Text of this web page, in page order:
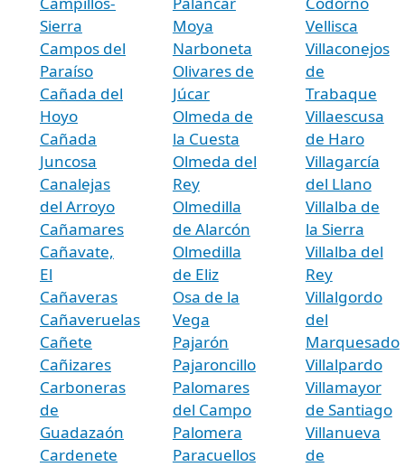
Sierra
Campos del
Paraíso
Cañada del
Hoyo
Cañada
Juncosa
Canalejas
del Arroyo
Cañamares
Cañavate,
El
Cañaveras
Cañaveruelas
Cañete
Cañizares
Carboneras
de
Guadazaón
Cardenete
Moya
Narboneta
Olivares de
Júcar
Olmeda de
la Cuesta
Olmeda del
Rey
Olmedilla
de Alarcón
Olmedilla
de Eliz
Osa de la
Vega
Pajarón
Pajaroncillo
Palomares
del Campo
Palomera
Paracuellos
Vellisca
Villaconejos
de
Trabaque
Villaescusa
de Haro
Villagarcía
del Llano
Villalba de
la Sierra
Villalba del
Rey
Villalgordo
del
Marquesado
Villalpardo
Villamayor
de Santiago
Villanueva
de